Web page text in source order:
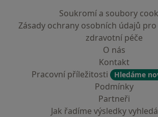
Soukromí a soubory
Zásady ochrany osobních údajů
zdravotní péče
O nás
Kontakt
Pracovní příležitosti
Hledáme
Podmínky
Partneři
Jak řadíme výsledky